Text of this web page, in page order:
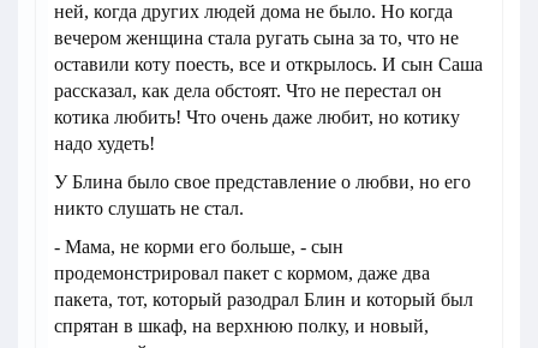
ней, когда других людей дома не было. Но когда
вечером женщина стала ругать сына за то, что не
оставили коту поесть, все и открылось. И сын Саша
рассказал, как дела обстоят. Что не перестал он
котика любить! Что очень даже любит, но котику
надо худеть!
У Блина было свое представление о любви, но его
никто слушать не стал.
- Мама, не корми его больше, - сын
продемонстрировал пакет с кормом, даже два
пакета, тот, который разодрал Блин и который был
спрятан в шкаф, на верхнюю полку, и новый,